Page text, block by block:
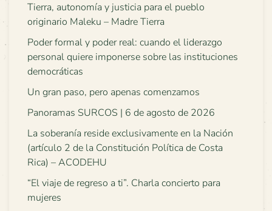
Tierra, autonomía y justicia para el pueblo
originario Maleku – Madre Tierra
Poder formal y poder real: cuando el liderazgo
personal quiere imponerse sobre las instituciones
democráticas
Un gran paso, pero apenas comenzamos
Panoramas SURCOS | 6 de agosto de 2026
La soberanía reside exclusivamente en la Nación
(artículo 2 de la Constitución Política de Costa
Rica) – ACODEHU
“El viaje de regreso a ti”. Charla concierto para
mujeres